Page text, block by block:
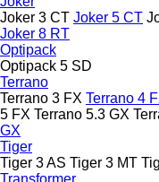
Joker 3 CT Joker 5 CT
Joker 8 RT
Optipack
Optipack 5 SD
Terrano
Terrano 3 FX Terrano 4
5 FX Terrano 5.3 GX
GX
Tiger
Tiger 3 AS Tiger 3 MT
Transformer